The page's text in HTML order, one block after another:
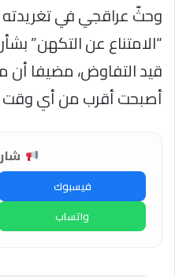
وحثّ عراقجي في تغريدته
“الامتناع عن التكهن”
قيد التفاوض، مضيفا أن
أصبحت أقرب من أي
فيسبوك
واتساب